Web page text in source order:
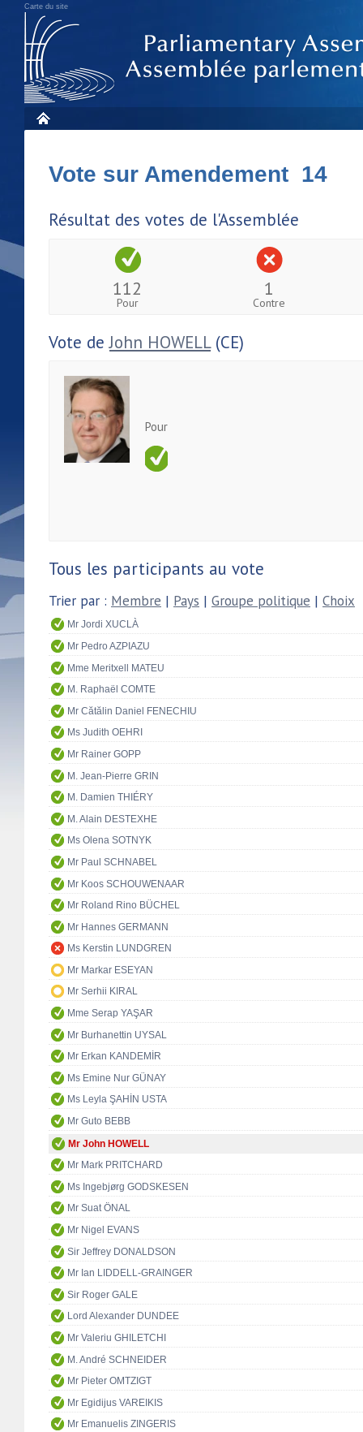
Carte du site
Vote sur Amendement 14
Résultat des votes de l'Assemblée
112
Pour
1
Contre
Vote deJohn HOWELL(CE)
Pour
Tous les participants au vote
Trier par : Membre | Pays | Groupe politique | Choix
Mr Jordi XUCLÀ
Mr Pedro AZPIAZU
Mme Meritxell MATEU
M. Raphaël COMTE
Mr Cătălin Daniel FENECHIU
Ms Judith OEHRI
Mr Rainer GOPP
M. Jean-Pierre GRIN
M. Damien THIÉRY
M. Alain DESTEXHE
Ms Olena SOTNYK
Mr Paul SCHNABEL
Mr Koos SCHOUWENAAR
Mr Roland Rino BÜCHEL
Mr Hannes GERMANN
Ms Kerstin LUNDGREN
Mr Markar ESEYAN
Mr Serhii KIRAL
Mme Serap YAŞAR
Mr Burhanettin UYSAL
Mr Erkan KANDEMİR
Ms Emine Nur GÜNAY
Ms Leyla ŞAHİN USTA
Mr Guto BEBB
Mr John HOWELL
Mr Mark PRITCHARD
Ms Ingebjørg GODSKESEN
Mr Suat ÖNAL
Mr Nigel EVANS
Sir Jeffrey DONALDSON
Mr Ian LIDDELL-GRAINGER
Sir Roger GALE
Lord Alexander DUNDEE
Mr Valeriu GHILETCHI
M. André SCHNEIDER
Mr Pieter OMTZIGT
Mr Egidijus VAREIKIS
Mr Emanuelis ZINGERIS